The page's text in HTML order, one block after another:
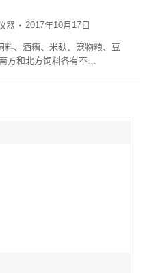
器 2017年10月17日
料、酒糟、米麸、宠物粮、豆
方和北方饲料各有不…